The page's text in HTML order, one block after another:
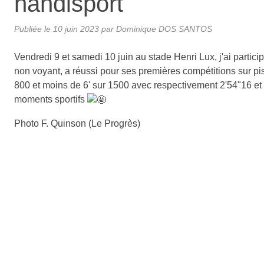
Publiée le 10 juin 2023 par Dominique DOS SANTOS
Vendredi 9 et samedi 10 juin au stade Henri Lux, j'ai
non voyant, a réussi pour ses premières compétitions sur
800 et moins de 6' sur 1500 avec respectivement 2'54"16
moments sportifs
Photo F. Quinson (Le Progrès)